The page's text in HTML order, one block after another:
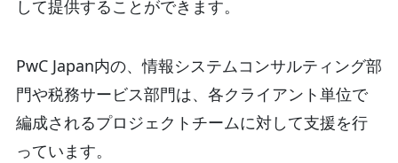
して提供することができます。
PwC Japan内の、情報システムコンサルティング部
門や税務サービス部門は、各クライアント単位で
編成されるプロジェクトチームに対して支援を行
っています。